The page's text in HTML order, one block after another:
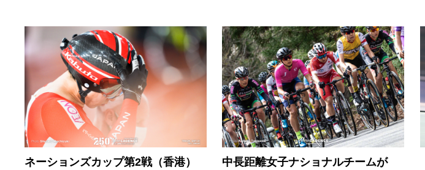
ネーションズカップ第2戦（香港）
中長距離女子ナショナルチームが